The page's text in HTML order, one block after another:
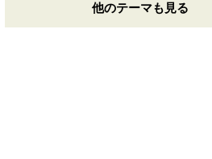
他のテーマも見る